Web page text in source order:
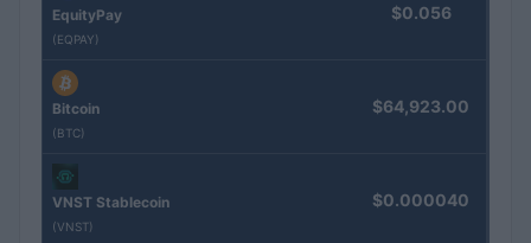
EquityPay
(EQPAY)
$0.056
Bitcoin
(BTC)
$64,923.00
VNST Stablecoin
(VNST)
$0.000040